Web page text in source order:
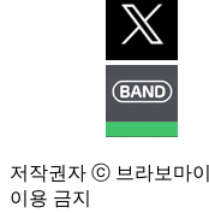
저작권자 ⓒ 브라보마
이용 금지